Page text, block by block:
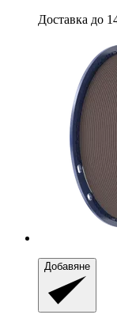
Доставка до
Добавяне